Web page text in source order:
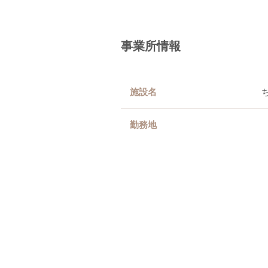
事業所情報
施設名
勤務地